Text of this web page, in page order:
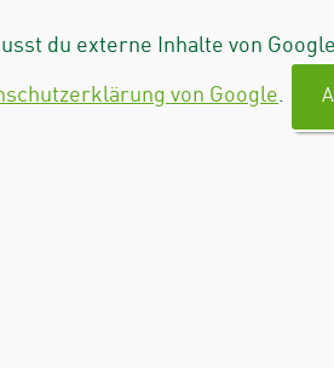
du externe Inhalte von
von Google